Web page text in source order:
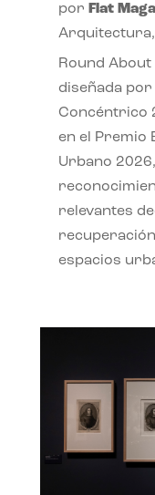
por Flat
Arquitectura,
Round
diseñada
Concéntrico
en el Premio
Urbano
relevantes
espacios